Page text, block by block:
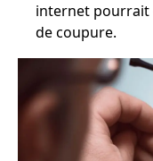
internet pourrait
de coupure.